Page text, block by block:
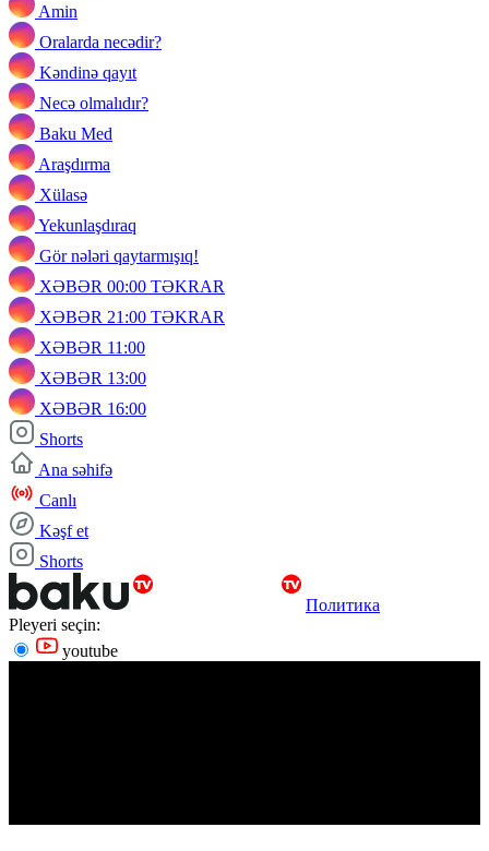
Amin
Oralarda necədir?
Kəndinə qayıt
Necə olmalıdır?
Baku Med
Araşdırma
Xülasə
Yekunlaşdıraq
Gör nələri qaytarmışıq!
XƏBƏR 00:00 TƏKRAR
XƏBƏR 21:00 TƏKRAR
XƏBƏR 11:00
XƏBƏR 13:00
XƏBƏR 16:00
Shorts
Ana səhifə
Canlı
Kəşf et
Shorts
Политика
Pleyeri seçin:
youtube